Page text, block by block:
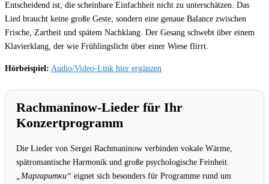
Entscheidend ist, die scheinbare Einfachheit nicht zu unterschätzen. Das
Lied braucht keine große Geste, sondern eine genaue Balance zwischen
Frische, Zartheit und spätem Nachklang. Der Gesang schwebt über einem
Klavierklang, der wie Frühlingslicht über einer Wiese flirrt.
Hörbeispiel: Audio/Video-Link hier ergänzen
Rachmaninow-Lieder für Ihr
Konzertprogramm
Die Lieder von Sergei Rachmaninow verbinden vokale Wärme,
spätromantische Harmonik und große psychologische Feinheit.
„Маргаритки“ eignet sich besonders für Programme rund um